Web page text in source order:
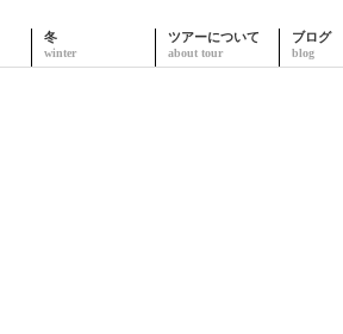
冬 ツアーについて ブログ